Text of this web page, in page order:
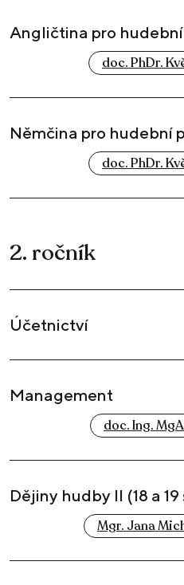
Angličtina pro hudební
doc. PhDr.
Němčina pro hudební
doc. PhDr.
2. ročník
Účetnictví
Management
doc. Ing.
Dějiny hudby II (18 a 19
Mgr. Jana